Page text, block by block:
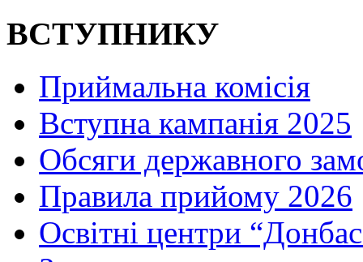
ВСТУПНИКУ
Приймальна комісія
Вступна кампанія 2025
Обсяги державного
Правила прийому 2026
Освітні центри